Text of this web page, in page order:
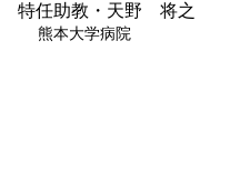
特任助教・天野 将之
熊本大学病院